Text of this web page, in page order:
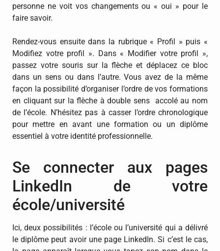
personne ne voit vos changements ou « oui » pour le
faire savoir.
Rendez-vous ensuite dans la rubrique « Profil » puis «
Modifiez votre profil ». Dans « Modifier votre profil »,
passez votre souris sur la flèche et déplacez ce bloc
dans un sens ou dans l’autre. Vous avez de la même
façon la possibilité d’organiser l’ordre de vos formations
en cliquant sur la flèche à double sens accolé au nom
de l’école. N’hésitez pas à casser l’ordre chronologique
pour mettre en avant une formation ou un diplôme
essentiel à votre identité professionnelle.
Se connecter aux pages
LinkedIn de votre
école/université
Ici, deux possibilités : l’école ou l’université qui a délivré
le diplôme peut avoir une page LinkedIn. Si c’est le cas,